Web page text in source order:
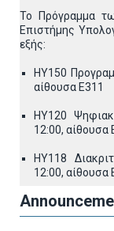
Το Πρόγραμμα
Επιστήμης
εξής:
ΗΥ150
αίθουσα Ε311
HY120
12:00, αίθουσα
ΗΥ118
12:00, αίθουσα